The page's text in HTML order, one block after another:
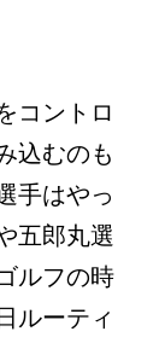
コントロ
込むのも
手はやっ
五郎丸選
ルフの時
ルーティ